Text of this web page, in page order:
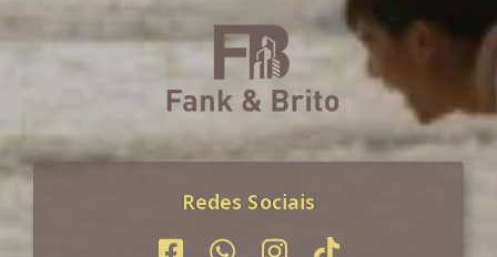
Redes Sociais